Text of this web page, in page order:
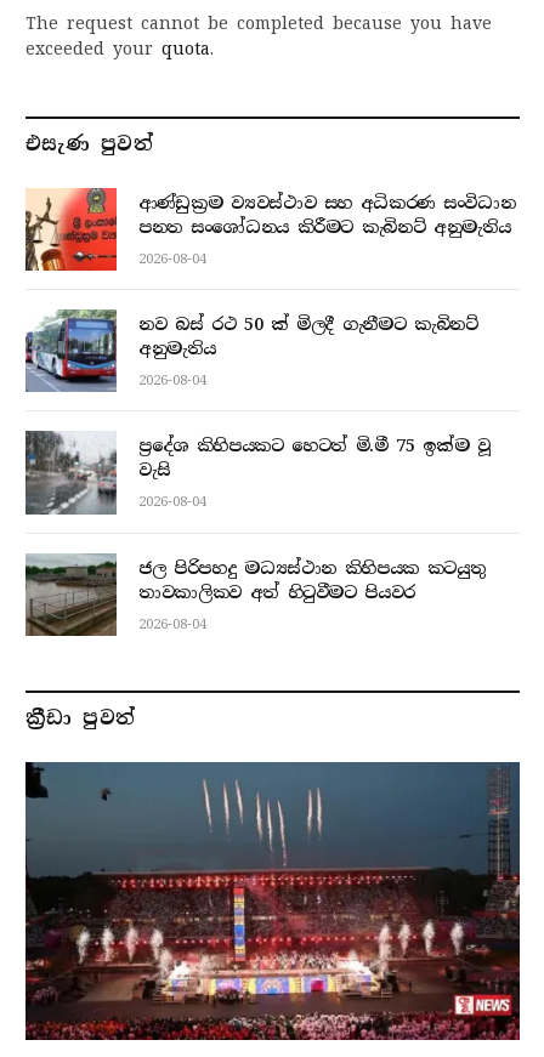
The request cannot be completed because you have
exceeded your quota.
එසැණ පුව​ත්
ආණ්ඩුක්‍රම ව්‍යවස්ථාව සහ අධිකරණ සංවිධාන
පනත සංශෝධනය කිරීමට කැබිනට් අනුමැතිය
2026-08-04
නව බස් රථ 50 ක් මිලදී ගැනීමට කැබිනට්
අනුමැතිය
2026-08-04
ප්‍රදේශ කිහිපයකට හෙටත් මි.මී 75 ඉක්ම වූ
වැසි
2026-08-04
ජල පිරිපහදු මධ්‍යස්ථාන කිහිපයක කටයුතු
තාවකාලිකව අත් හිටුවීමට පියවර
2026-08-04
ක්‍රීඩා පුවත්